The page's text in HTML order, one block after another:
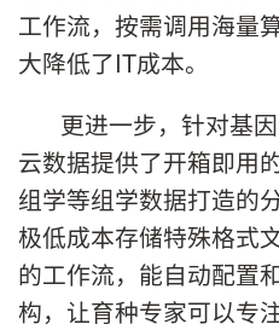
工作流，按需调用海量
大降低了IT成本。
更进一步，针对基
云数据提供了开箱即用
组学等组学数据打造的
极低成本存储特殊格式
的工作流，能自动配置
构，让育种专家可以专注